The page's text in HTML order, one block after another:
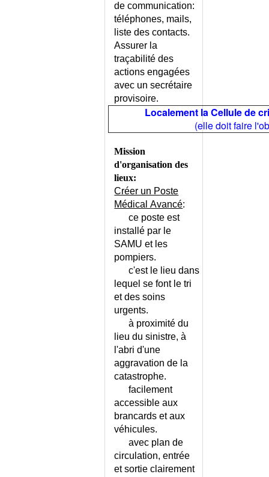
CHLAMYDIASE GENITALE
CHOC - QUEL ETAT DE CHOC ?
CHOC ANAPHYLACTIQUE
CHOC CARDIOGENIQUE
CHOC HYPOVOLEMIQUE
CHOLANGITE SCLEROSANTE
CHOLANGITE SCLEROSANTE
CHOLECYSTITE AIGUE
CHOLESTASE GRAVIDIQUE
CHONDROCALCINOSE
CHONDRODYSTROPHIES
CHONDROMATOSE SYNOVIALE
CHURG ET STRAUSS
CHUTE DE L'ETAT GENERAL
CHUTE DE LA PERSONNE
CHUTE DE LA PERSONNE
de communication:
téléphones, mails,
liste des contacts.
Assurer la
traçabilité des
actions engagées
avec un secrétaire
provisoire.
Localement la Cellule de
(elle doit faire
Mission
d'organisation des
lieux:
Créer un Poste
Médical Avancé:
ce poste est
installé par le
SAMU et les
pompiers.
c'est le lieu dans
lequel se font le tri
et des soins
urgents.
à proximité du
lieu du sinistre, à
l'abri d'une
aggravation de la
catastrophe.
facilement
accessible aux
brancards et aux
véhicules.
avec plan de
circulation, entrée
et sortie clairement